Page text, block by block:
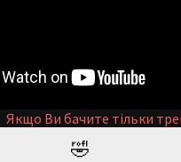
Якщо Ви бачите тільки
🤣